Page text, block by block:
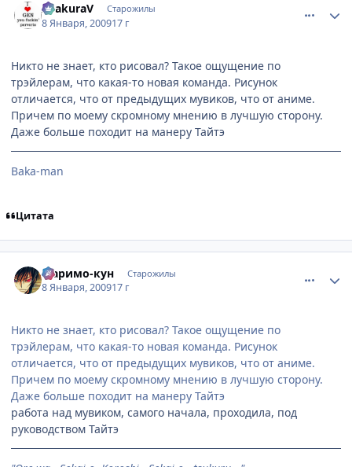
AsakuraV Старожилы
8 Января, 200917 г
Никто не знает, кто рисовал? Такое ощущение по
трэйлерам, что какая-то новая команда. Рисунок
отличается, что от предыдущих мувиков, что от аниме.
Причем по моему скромному мнению в лучшую сторону.
Даже больше походит на манеру Тайтэ
Baka-man
Цитата
Маримо-кун Старожилы
8 Января, 200917 г
Никто не знает, кто рисовал? Такое ощущение по
трэйлерам, что какая-то новая команда. Рисунок
отличается, что от предыдущих мувиков, что от аниме.
Причем по моему скромному мнению в лучшую сторону.
Даже больше походит на манеру Тайтэ
работа над мувиком, самого начала, проходила, под
руководством Тайтэ